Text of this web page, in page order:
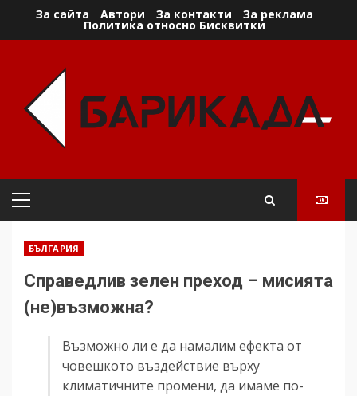
За сайта Автори За контакти За реклама
Политика относно Бисквитки
Primary
БЪЛГАРИЯ
Справедлив зелен преход – мисията
(не)възможна?
Възможно ли е да намалим ефекта от
човешкото въздействие върху
климатичните промени, да имаме по-